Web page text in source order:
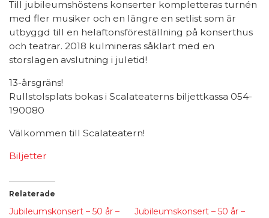
Till jubileumshöstens konserter kompletteras turnén
med fler musiker och en längre en setlist som är
utbyggd till en helaftonsföreställning på konserthus
och teatrar. 2018 kulmineras såklart med en
storslagen avslutning i juletid!
13-årsgräns!
Rullstolsplats bokas i Scalateaterns biljettkassa 054-
190080
Välkommen till Scalateatern!
Biljetter
Relaterade
Jubileumskonsert – 50 år – Jubileumskonsert – 50 år –